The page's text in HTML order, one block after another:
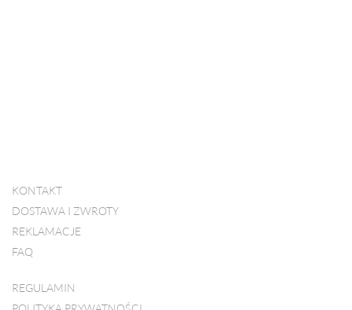
KONTAKT
DOSTAWA I ZWROTY
REKLAMACJE
FAQ
REGULAMIN